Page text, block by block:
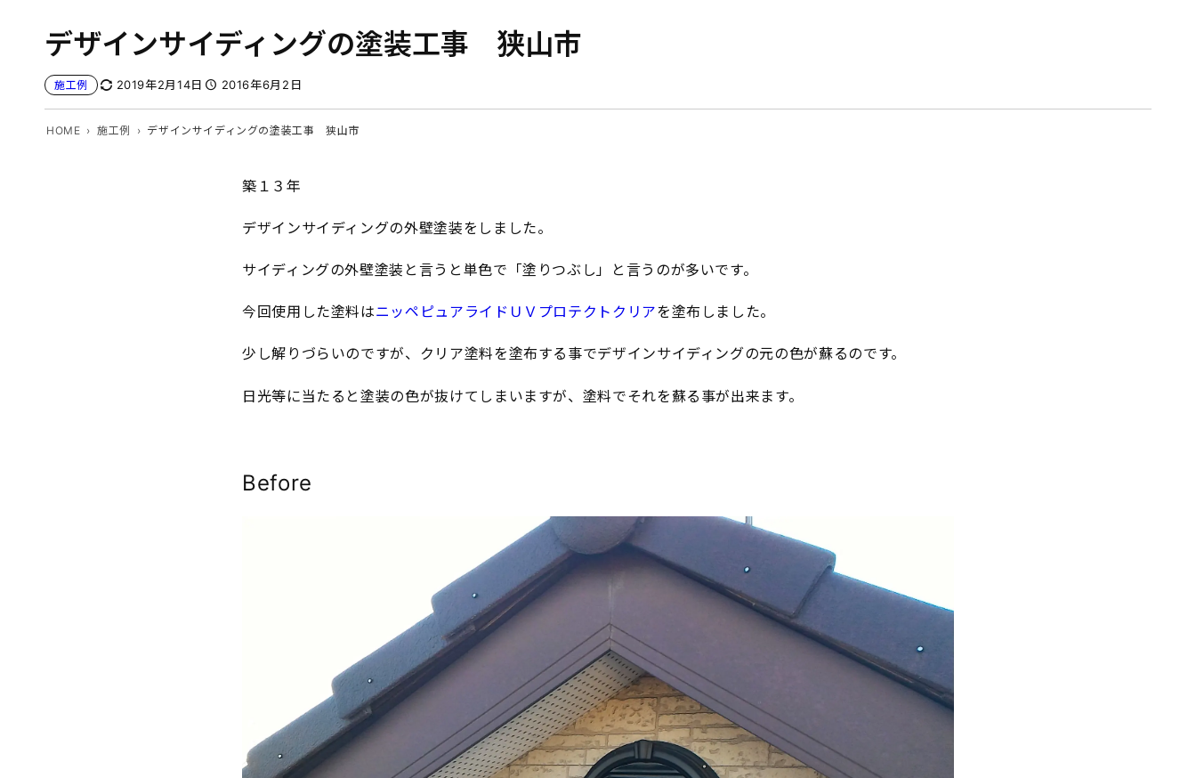
デザインサイディングの塗装工事 狭山市
施工例 2019年2月14日 2016年6月2日
HOME 施工例 デザインサイディングの塗装工事 狭山市
築１３年
デザインサイディングの外壁塗装をしました。
サイディングの外壁塗装と言うと単色で「塗りつぶし」と言うのが多いです。
今回使用した塗料はニッペピュアライドＵＶプロテクトクリアを塗布しました。
少し解りづらいのですが、クリア塗料を塗布する事でデザインサイディングの元の色が蘇るのです。
日光等に当たると塗装の色が抜けてしまいますが、塗料でそれを蘇る事が出来ます。
Before